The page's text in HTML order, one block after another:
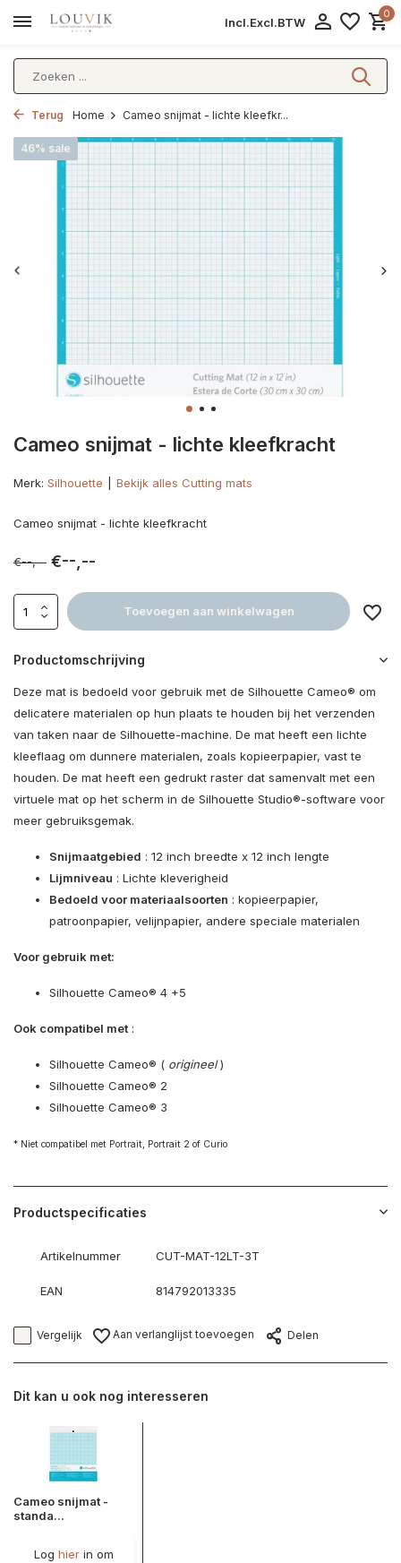
Incl.Excl.BTW
0
Terug Home Cameo snijmat - lichte kleefkr...
Cameo snijmat - lichte kleefkracht
46% sale
Merk: Silhouette Bekijk alles Cutting mats
Cameo snijmat - lichte kleefkracht
€--,-- €--,--
Toevoegen aan winkelwagen
Productomschrijving
Deze mat is bedoeld voor gebruik met de Silhouette Cameo® om
delicatere materialen op hun plaats te houden bij het verzenden
van taken naar de Silhouette-machine. De mat heeft een lichte
kleeflaag om dunnere materialen, zoals kopieerpapier, vast te
houden. De mat heeft een gedrukt raster dat samenvalt met een
virtuele mat op het scherm in de Silhouette Studio®-software voor
meer gebruiksgemak.
Snijmaatgebied : 12 inch breedte x 12 inch lengte
Lijmniveau : Lichte kleverigheid
Bedoeld voor materiaalsoorten : kopieerpapier,
patroonpapier, velijnpapier, andere speciale materialen
Voor gebruik met:
Silhouette Cameo® 4 +5
Ook compatibel met :
Silhouette Cameo® ( origineel)
Silhouette Cameo® 2
Silhouette Cameo® 3
* Niet compatibel met Portrait, Portrait 2 of Curio
Productspecificaties
Artikelnummer CUT-MAT-12LT-3T
EAN 814792013335
Vergelijk Aan verlanglijst toevoegen Delen
Dit kan u ook nog interesseren
Cameo snijmat -
standa...
Log hierin om